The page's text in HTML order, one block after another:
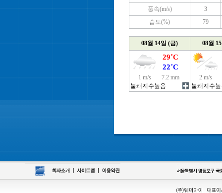
풍속(m/s)
3
습도(%)
79
08월 14일 (금) 08월
29˚C
22˚C
1 m/s
7.2 mm
불쾌지수높음
2 m/s
불쾌지수